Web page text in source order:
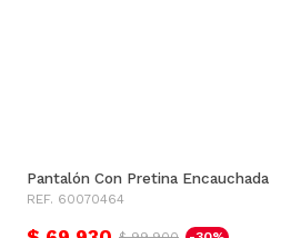
Pantalón Con Pretina Encauchada
REF. 60070464